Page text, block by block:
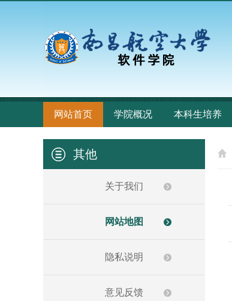
网站首页 学院概况 本科生培养
其他
关于我们
网站地图
隐私说明
意见反馈